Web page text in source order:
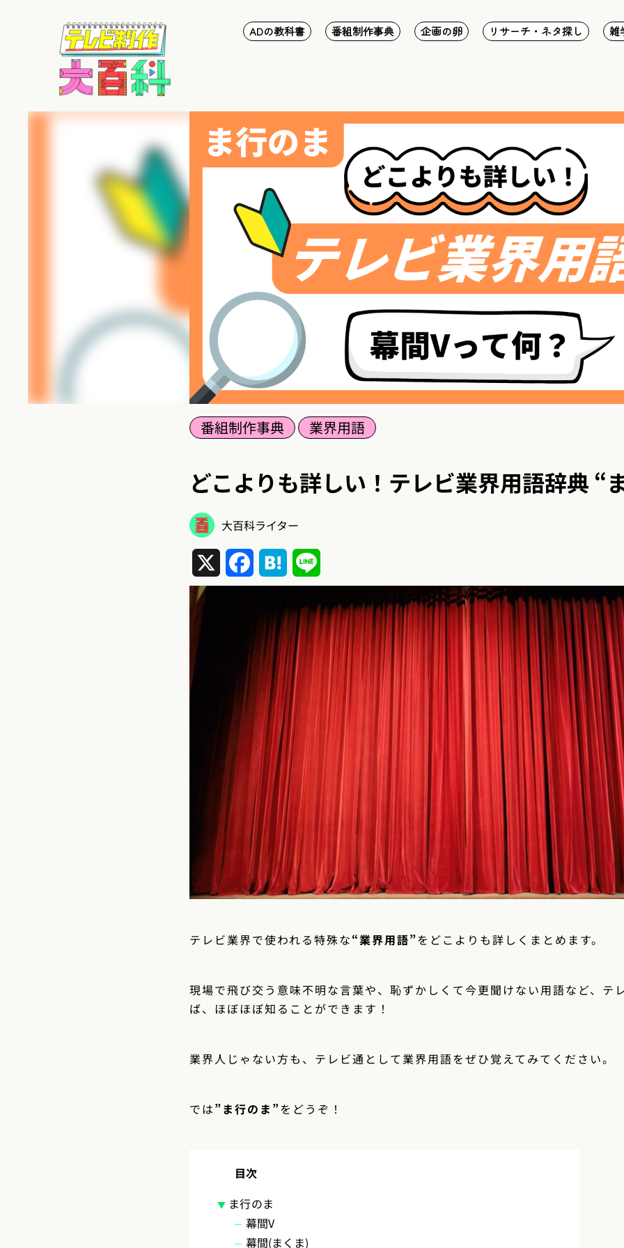
ADの教科書 番組制作事典 企画の卵 リサーチ・ネタ探し 雑
番組制作事典 業界用語
どこよりも詳しい！テレビ業界用語辞典 “
大百科ライター
FacebookHatena
テレビ業界で使われる特殊な“業界用語”をどこよりも詳しくまとめます。
現場で飛び交う意味不明な言葉や、恥ずかしくて今更聞けない用語など、テ
ば、ほぼほぼ知ることができます！
業界人じゃない方も、テレビ通として業界用語をぜひ覚えてみてください。
では”ま行のま”をどうぞ！
目次
ま行のま
幕間V
幕間(まくま)